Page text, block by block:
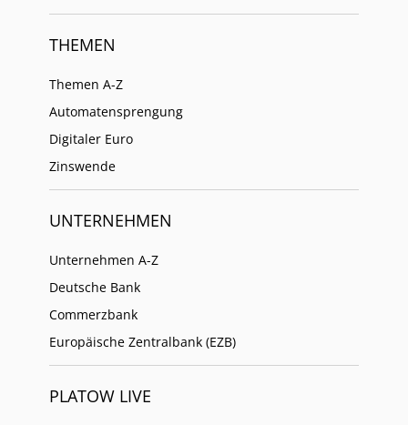
THEMEN
Themen A-Z
Automatensprengung
Digitaler Euro
Zinswende
UNTERNEHMEN
Unternehmen A-Z
Deutsche Bank
Commerzbank
Europäische Zentralbank (EZB)
PLATOW LIVE